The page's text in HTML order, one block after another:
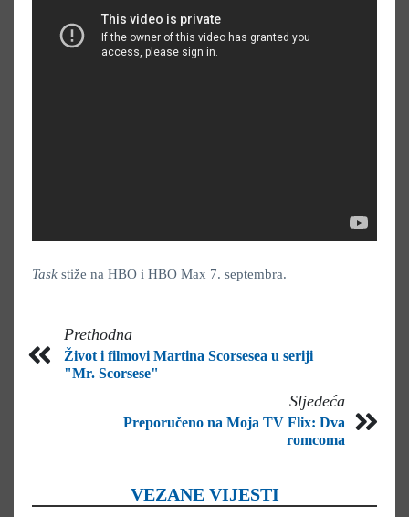
Task stiže na HBO i HBO Max 7. septembra.
Prethodna
Život i filmovi Martina Scorsesea u seriji
"Mr. Scorsese"
Sljedeća
Preporučeno na Moja TV Flix: Dva
romcoma
VEZANE VIJESTI